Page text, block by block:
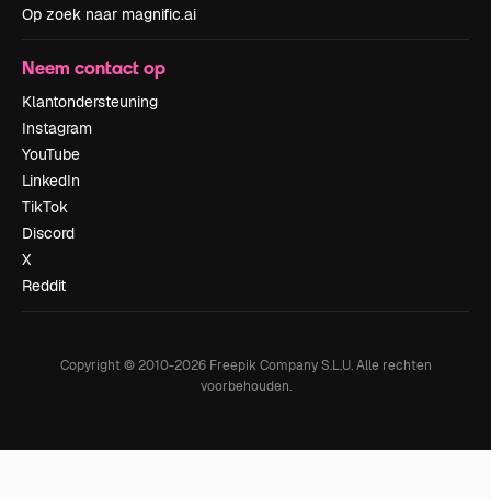
Op zoek naar magnific.ai
Neem contact op
Klantondersteuning
Instagram
YouTube
LinkedIn
TikTok
Discord
X
Reddit
Copyright © 2010-2026Freepik Company S.L.U. Alle rechten
voorbehouden.